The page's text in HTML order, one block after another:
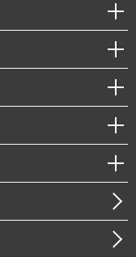
防災（政策）